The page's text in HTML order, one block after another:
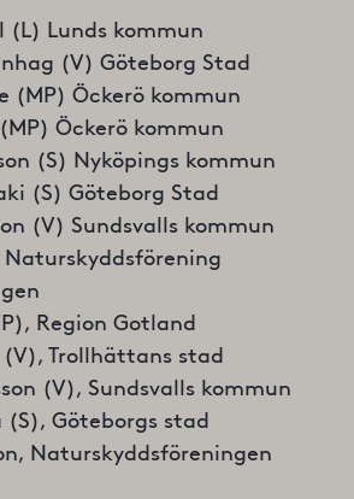
(L) Lunds kommun
(V) Göteborg Stad
(MP) Öckerö kommun
Öckerö kommun
(S) Nyköpings kommun
(S) Göteborg Stad
(V) Sundsvalls kommun
Region Gotland
(V), Trollhättans stad
(V), Sundsvalls kommun
(S), Göteborgs stad
Naturskyddsföreningen